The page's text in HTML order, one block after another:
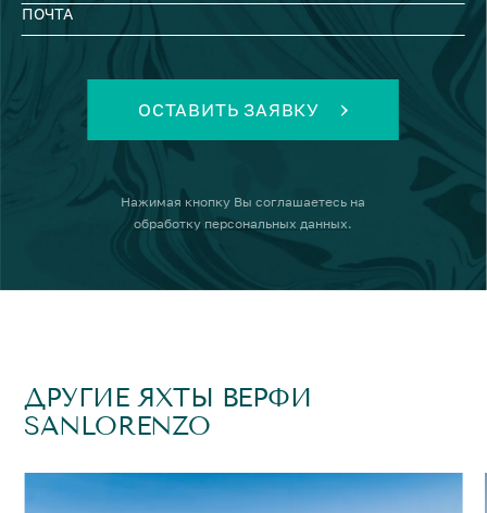
ПОЧТА
ОСТАВИТЬ ЗАЯВКУ
Нажимая кнопку Вы соглашаетесь на
обработку персональных данных.
ДРУГИЕ ЯХТЫ ВЕРФИ
SANLORENZO